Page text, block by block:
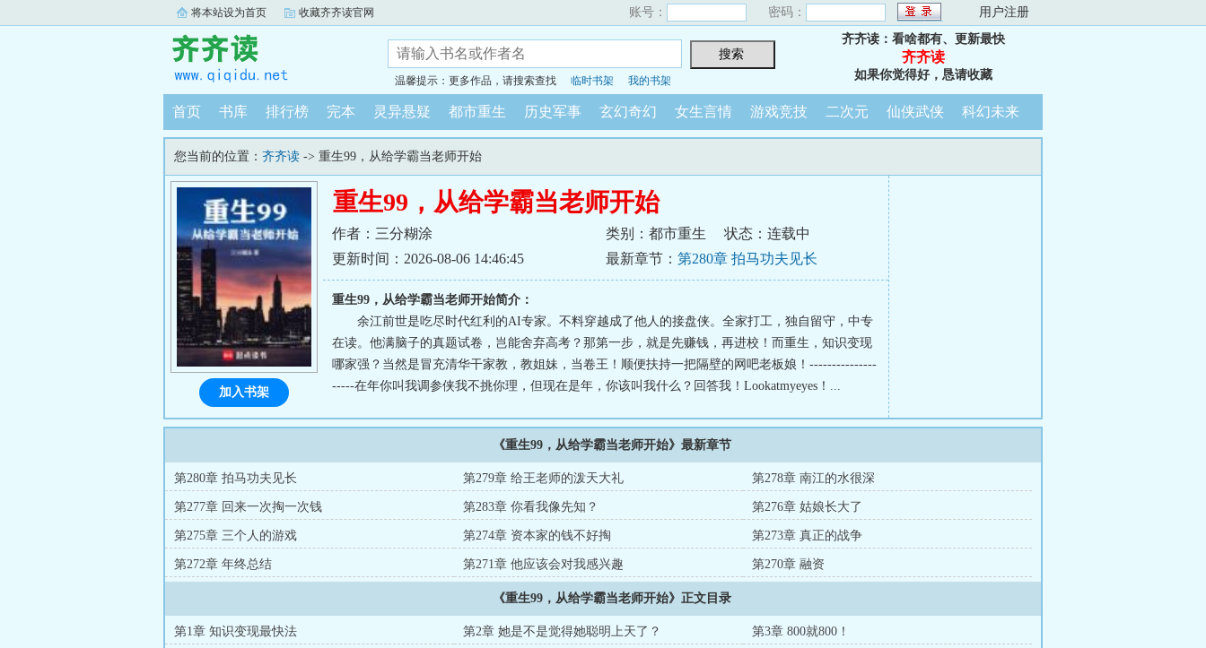
将本站设为首页 收藏齐齐读官网 账号： 密码： 用户注册
温馨提示：更多作品，请搜索查找 临时书架 我的书架
齐齐读：看啥都有、更新最快
齐齐读
如果你觉得好，恳请收藏
首页 书库 排行榜 完本 灵异悬疑 都市重生 历史军事 玄幻奇幻 女生言情 游戏竞技 二次元 仙侠武侠 科幻未来
您当前的位置： 齐齐读 -> 重生99，从给学霸当老师开始
重生99，从给学霸当老师开始
作者：三分糊涂 类别：都市重生
状态：连载中
更新时间：2026-08-06 14:46:45
最新章节： 第280章 拍马功夫见长
重生99，从给学霸当老师开始简介：
余江前世是吃尽时代红利的AI专家。不料穿越成了他人的接盘侠。全家打工，独自留守，中专
在读。他满脑子的真题试卷，岂能舍弃高考？那第一步，就是先赚钱，再进校！而重生，知识变现
哪家强？当然是冒充清华干家教，教姐妹，当卷王！顺便扶持一把隔壁的网吧老板娘！---------------
-----在年你叫我调参侠我不挑你理，但现在是年，你该叫我什么？回答我！Lookatmyeyes！...
加入书架
《重生99，从给学霸当老师开始》最新章节
第280章 拍马功夫见长 第279章 给王老师的泼天大礼 第278章 南江的水很深
第277章 回来一次掏一次钱 第283章 你看我像先知？ 第276章 姑娘长大了
第275章 三个人的游戏 第274章 资本家的钱不好掏 第273章 真正的战争
第272章 年终总结 第271章 他应该会对我感兴趣 第270章 融资
《重生99，从给学霸当老师开始》正文目录
第1章 知识变现最快法 第2章 她是不是觉得她聪明上天了？ 第3章 800就800！